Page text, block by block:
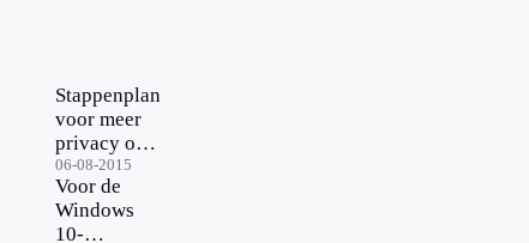
Stappenplan
voor meer
privacy op
Windows 10
06-08-2015
Voor de
Windows
10-